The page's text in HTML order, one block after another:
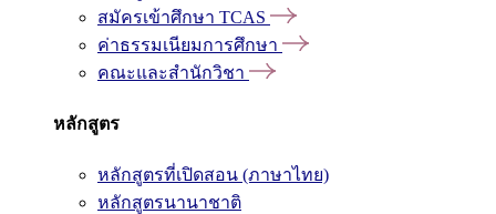
สมัครเข้าศึกษา TCAS
ค่าธรรมเนียมการศึกษา
คณะและสำนักวิชา
หลักสูตร
หลักสูตรที่เปิดสอน (ภาษาไทย)
หลักสูตรนานาชาติ